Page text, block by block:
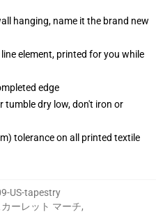
hanging, name it the brand new
element, printed for you while
edge
tumble dry low, don't iron or
tolerance on all printed textile
US-tapestry
カーレット マーチ,